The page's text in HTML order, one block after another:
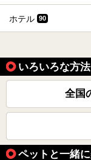
ホテル 90
いろいろな方
全国
ペットと一緒